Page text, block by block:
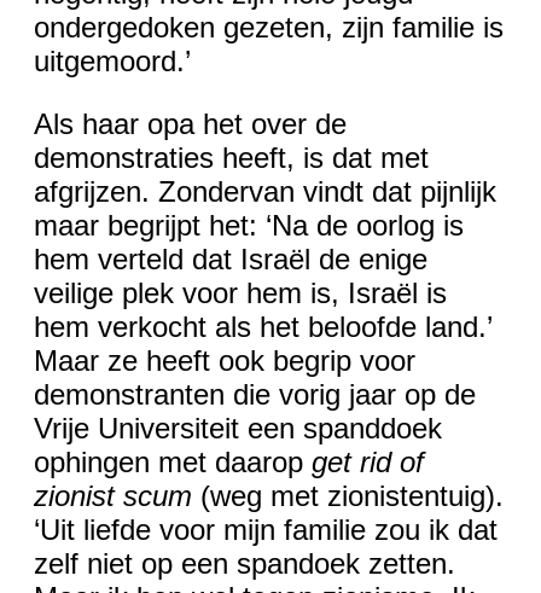
ondergedoken gezeten, zijn familie is
uitgemoord.’
Als haar opa het over de
demonstraties heeft, is dat met
afgrijzen. Zondervan vindt dat pijnlijk
maar begrijpt het: ‘Na de oorlog is
hem verteld dat Israël de enige
veilige plek voor hem is, Israël is
hem verkocht als het beloofde land.’
Maar ze heeft ook begrip voor
demonstranten die vorig jaar op de
Vrije Universiteit een spanddoek
ophingen met daarop get rid of
zionist scum (weg met zionistentuig).
‘Uit liefde voor mijn familie zou ik dat
zelf niet op een spandoek zetten.